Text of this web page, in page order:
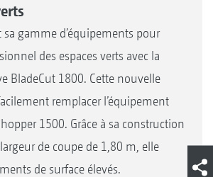
sa gamme d’équipements pour
des espaces verts avec la
BladeCut 1800. Cette nouvelle
remplacer l’équipement
1500. Grâce à sa construction
de coupe de 1,80 m, elle
de surface élevés.